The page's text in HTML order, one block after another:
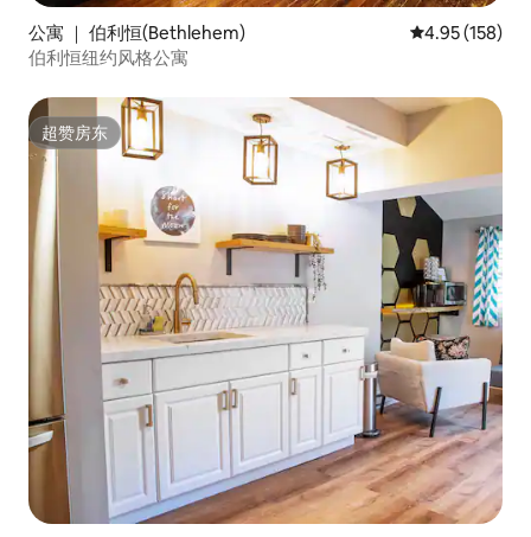
公寓 ｜ 伯利恒(Bethlehem) 平均评分 4.95
4.95 (158)
伯利恒纽约风格公寓
超赞房东
超赞房东